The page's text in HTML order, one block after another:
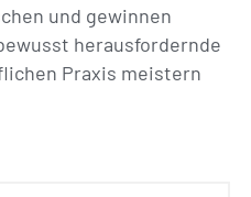
und gewinnen
herausfordernde
Praxis meistern